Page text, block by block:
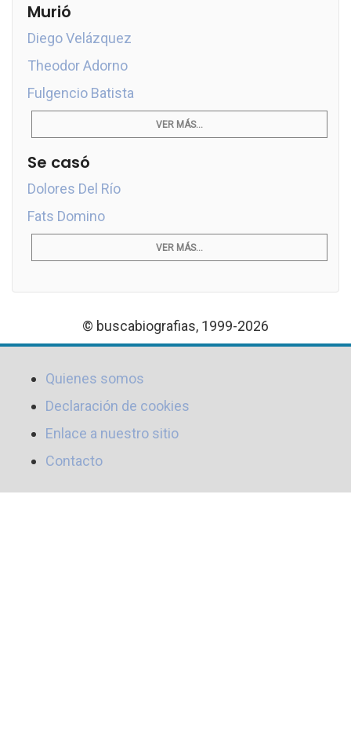
Murió
Diego Velázquez
Theodor Adorno
Fulgencio Batista
VER MÁS...
Se casó
Dolores Del Río
Fats Domino
VER MÁS...
© buscabiografias, 1999-2026
Quienes somos
Declaración de cookies
Enlace a nuestro sitio
Contacto